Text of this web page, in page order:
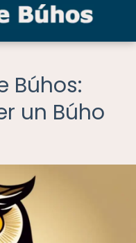
Búhos:
un Búho